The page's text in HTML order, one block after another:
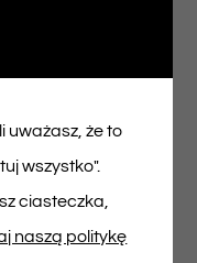
Szczegóły
uważasz, że to
wszystko".
ciasteczka,
naszą politykę